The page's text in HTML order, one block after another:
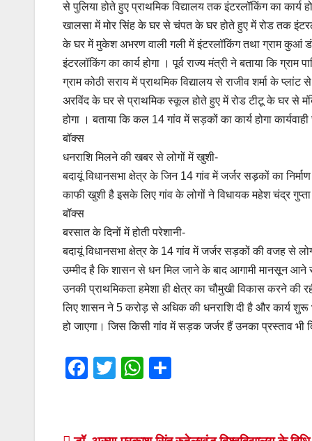
से पुलिया होते हुए प्राथमिक विद्यालय तक इंटरलॉकिंग का
खालसा में मोर सिंह के घर से चंपत के घर होते हुए में रोड तक
के घर में मुकेश अभरण वाली गली में इंटरलॉकिंग तथा ग्राम कुआं
इंटरलॉकिंग का कार्य होगा । पूर्व राज्य मंत्री ने बताया कि
ग्राम कोठी सराय में प्राथमिक विद्यालय से राजीव शर्मा के
अरविंद के घर से प्राथमिक स्कूल होते हुए में रोड टीटू के घर से
होगा । बताया कि कल 14 गांव में सड़कों का कार्य होगा
बॉक्स
धनराशि मिलने की खबर से लोगों में खुशी-
बदायूं विधानसभा क्षेत्र के जिन 14 गांव में जर्जर सड़कों का
काफी खुशी है इसके लिए गांव के लोगों ने विधायक महेश चंद्र
बॉक्स
बरसात के दिनों में होती परेशानी-
बदायूं विधानसभा क्षेत्र के 14 गांव में जर्जर सड़कों की वजह से
उम्मीद है कि शासन से धन मिल जाने के बाद आगामी मानसून आने
उनकी प्राथमिकता हमेशा ही क्षेत्र का चौमुखी विकास करने की
लिए शासन ने 5 करोड़ से अधिक की धनराशि दी है और कार्य शुरू
हो जाएगा। जिस किसी गांव में सड़क जर्जर हैं उनका प्रस्ताव भी
F
e
T
er
W
s
e